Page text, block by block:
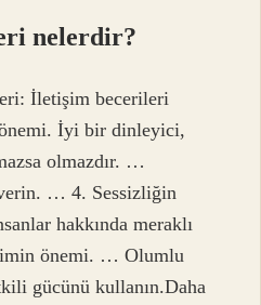
nelerdir?
İletişim becerileri
İyi bir dinleyici,
olmazdır. …
… 4. Sessizliğin
hakkında meraklı
önemi. … Olumlu
gücünü kullanın.Daha